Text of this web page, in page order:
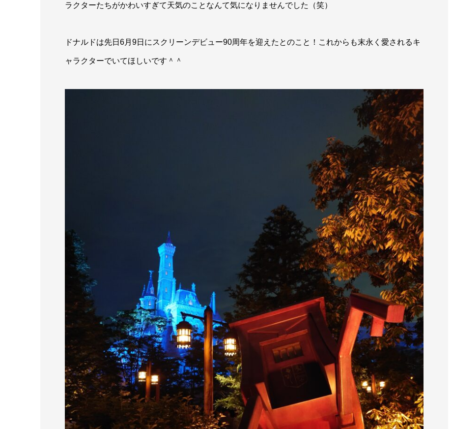
ラクターたちがかわいすぎて天気のことなんて気になりませんでした（笑）
ドナルドは先日6月9日にスクリーンデビュー90周年を迎えたとのこと！これからも末永く愛されるキ
ャラクターでいてほしいです＾＾